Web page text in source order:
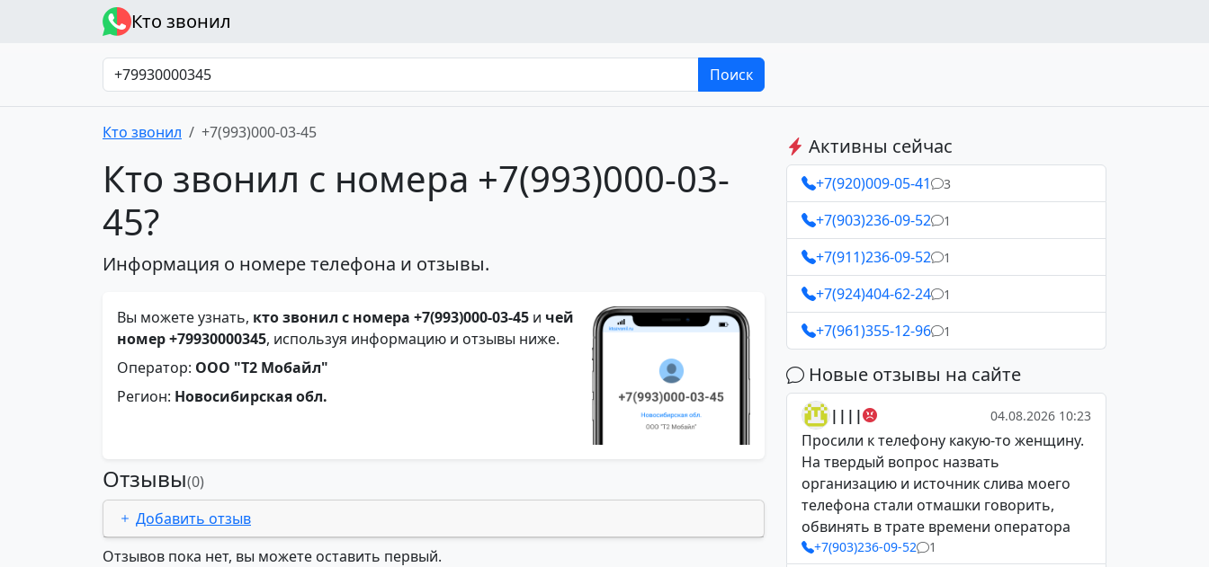
Кто звонил
Поиск
Кто звонил +7(993)000-03-45
Кто звонил с номера +7(993)000-03-
45?
Информация о номере телефона и отзывы.
Вы можете узнать, кто звонил с номера +7(993)000-03-45 и чей
номер +79930000345, используя информацию и отзывы ниже.
Оператор: ООО "Т2 Мобайл"
Регион: Новосибирская обл.
Отзывы(0)
Добавить отзыв
Отзывов пока нет, вы можете оставить первый.
Активны сейчас
+7(920)009-05-41 3
+7(903)236-09-52 1
+7(911)236-09-52 1
+7(924)404-62-24 1
+7(961)355-12-96 1
Новые отзывы на сайте
|||| 04.08.2026 10:23
Просили к телефону какую-то женщину.
На твердый вопрос назвать
организацию и источник слива моего
телефона стали отмашки говорить,
обвинять в трате времени оператора
+7(903)236-09-52 1